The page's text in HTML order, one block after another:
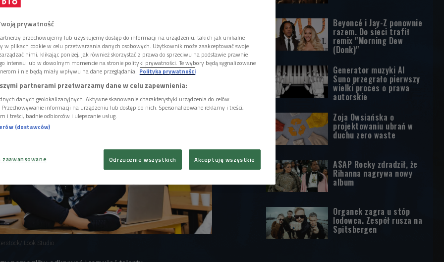
predyspozycje i talenty. Jak je odkryć i
miejscu pracy? Czy pomoże w tym test
Look Studio
Beyoncé i Jay-Z ponownie
razem. Do sieci trafił
remix "Morning Dew
(Donk)"
Generator muzyki AI
Suno przegrało pierwszy
wielki proces o prawa
autorskie
Zoja Owsiańska o
projektowaniu ubrań w
duchu zero waste
A$AP Rocky zdradził, że
Rihanna nagrywa nowy
album
Organek zagra u stóp
lodowca. Zespół rusza na
Spitsbergen
prywatność
przechowujemy lub uzyskujemy dostęp do informacji na urządzeniu, takich jak unikalne
w plikach cookie w celu przetwarzania danych osobowych. Użytkownik może zaakceptować swoje
nimi, klikając poniżej, jak również skorzystać z prawa do sprzeciwu na podstawie prawnie
interesu lub w dowolnym momencie na stronie polityki prywatności. Te wybory będą sygnalizowane
i nie będą miały wpływu na dane przeglądania. Polityka prywatności
partnerami przetwarzamy dane w celu zapewnienia:
danych geolokalizacyjnych. Aktywne skanowanie charakterystyki urządzenia do celów
informacji na urządzeniu lub dostęp do nich. Spersonalizowane reklamy i treści,
i treści, badnie odbiorców i ulepszanie usług.
(dostawców)
Odrzucenie wszystkich Akceptuję wszystkie